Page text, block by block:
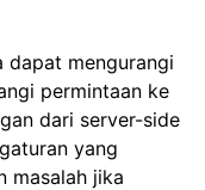
dapat mengurangi
permintaan ke
dari server-side
yang
masalah jika